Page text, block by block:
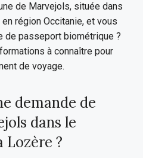
de Marvejols, située dans
région Occitanie, et vous
de passeport biométrique ?
à connaître pour
de voyage.
demande de
dans le
Lozère ?